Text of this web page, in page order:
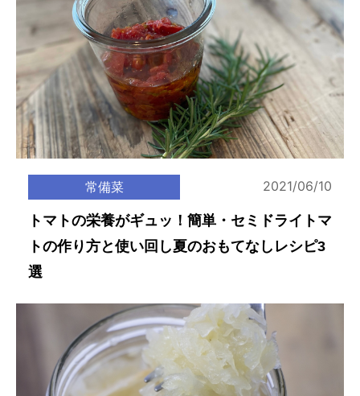
常備菜 2021/06/10
トマトの栄養がギュッ！簡単・セミドライトマ
トの作り方と使い回し夏のおもてなしレシピ3
選